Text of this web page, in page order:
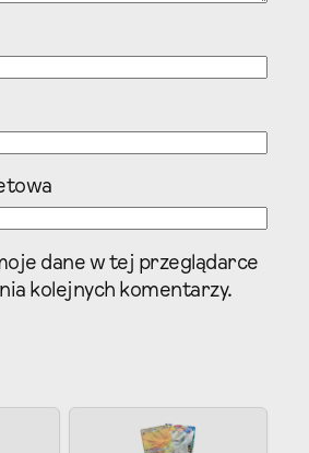
dane w tej przeglądarce
kolejnych komentarzy.